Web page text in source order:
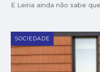
E Leiria ainda não sabe
SOCIEDADE